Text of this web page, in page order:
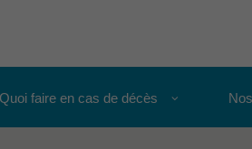
Quoi faire en cas de décès